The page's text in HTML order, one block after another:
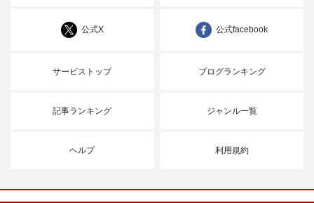
公式X 公式facebook
サービストップ ブログランキング
記事ランキング ジャンル一覧
ヘルプ 利用規約